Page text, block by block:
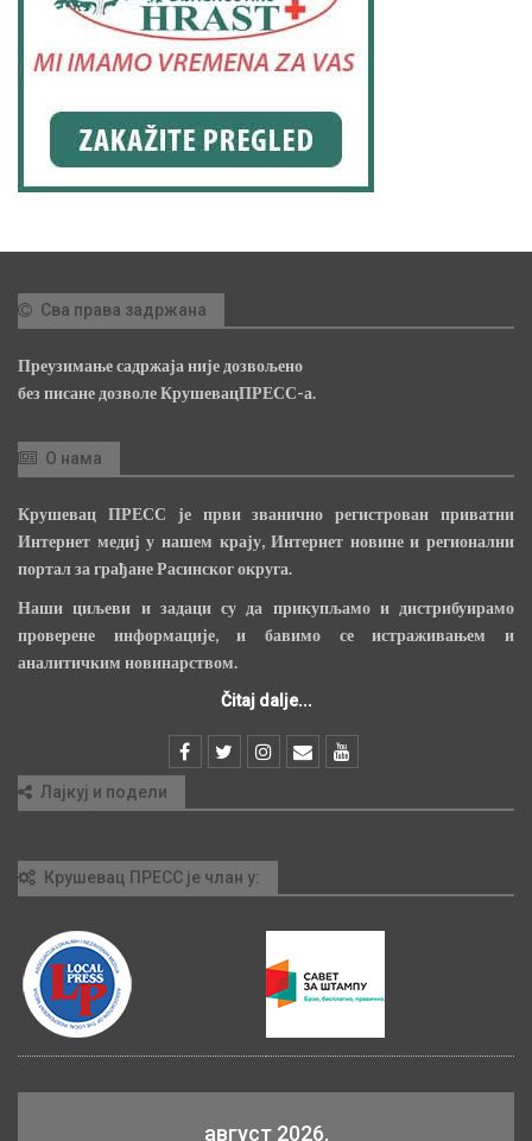
Сва права задржана
Преузимање садржаја није дозвољено
без писане дозволе КрушевацПРЕСС-а.
О нама
Крушевац ПРЕСС је први званично регистрован приватни
Интернет медиј у нашем крају, Интернет новине и регионални
портал за грађане Расинског округа.
Наши циљеви и задаци су да прикупљамо и дистрибуирамо
проверене информације, и бавимо се истраживањем и
аналитичким новинарством.
Čitaj dalje...
Лајкуј и подели
Крушевац ПРЕСС је члан у:
август 2026.